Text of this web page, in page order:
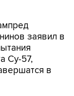
заявил в
Су-57,
в